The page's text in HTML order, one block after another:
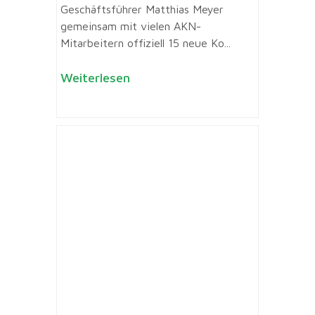
Geschäftsführer Matthias Meyer
gemeinsam mit vielen AKN-
Mitarbeitern offiziell 15 neue Ko...
Weiterlesen